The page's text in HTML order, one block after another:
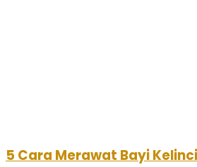
5 Cara Merawat Bayi